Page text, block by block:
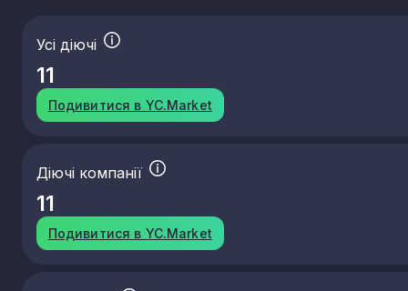
Усі діючі
11
Подивитися в YC.Market
Діючі компанії
11
Подивитися в YC.Market